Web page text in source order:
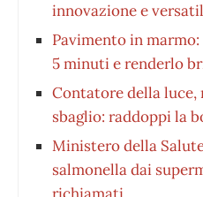
innovazione e
Pavimento in
5 minuti e renderlo
Contatore della luce,
sbaglio: raddoppi la
Ministero della
salmonella dai